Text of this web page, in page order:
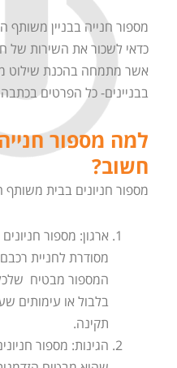
מספור חנייה בבניין משותף
כדאי לשכור את השירות של
אשר מתמחה בהכנת שילוט
בבניינים- כל הפרטים
למה מספור
חשוב?
מספור חניונים בבית
ארגון: מספור
מסודרת לחניית
המספור מבטיח שלכל
בלבול או עימותים
תקינה.
הגינות: מספור